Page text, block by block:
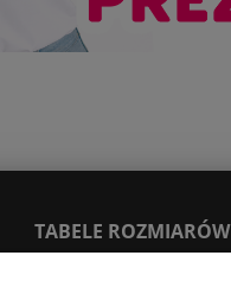
TABELE ROZMIARÓW